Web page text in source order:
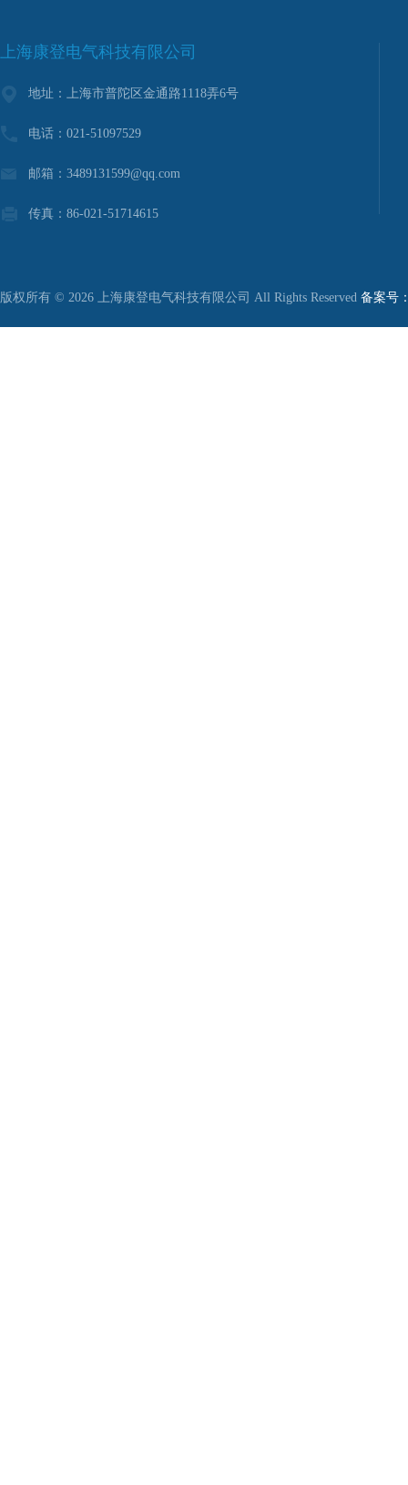
上海康登电气科技有限公司
地址：上海市普陀区金通路1118弄6号
电话：021-51097529
邮箱：3489131599@qq.com
传真：86-021-51714615
版权所有 © 2026 上海康登电气科技有限公司 All Rights Reserved 备案号